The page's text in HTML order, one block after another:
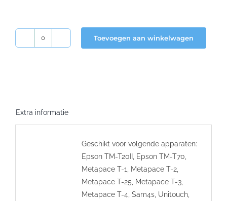
Toevoegen aan winkelwagen
Extra informatie
Geschikt voor volgende apparaten:
Epson TM-T20II, Epson TM-T70,
Metapace T-1, Metapace T-2,
Metapace T-25, Metapace T-3,
Metapace T-4, Sam4s, Unitouch,